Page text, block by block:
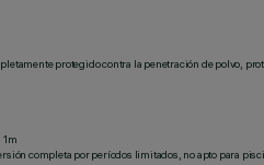
protegido contra la penetración de polvo,
1m
completa por períodos limitados, no apto para